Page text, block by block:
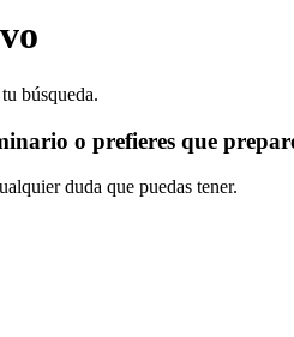
búsqueda.
o prefieres que
duda que puedas tener.